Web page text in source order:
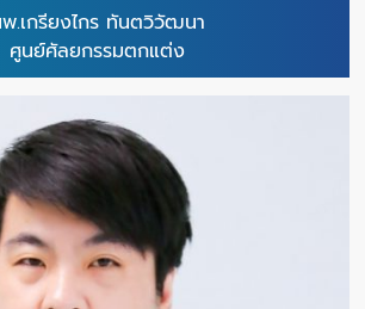
.เกรียงไกร ทันตวิวัฒนา
ศูนย์ศัลยกรรมตกแต่ง